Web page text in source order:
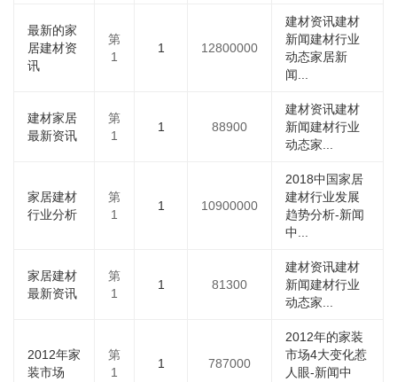
最新的家
居建材资
讯
第
1
1 12800000
建材资讯建材
新闻建材行业
动态家居新
闻...
建材家居
最新资讯
第
1
1 88900
建材资讯建材
新闻建材行业
动态家...
家居建材
行业分析
第
1
1 10900000
2018中国家居
建材行业发展
趋势分析-新闻
中...
家居建材
最新资讯
第
1
1 81300
建材资讯建材
新闻建材行业
动态家...
2012年家
装市场
第
1
1 787000
2012年的家装
市场4大变化惹
人眼-新闻中